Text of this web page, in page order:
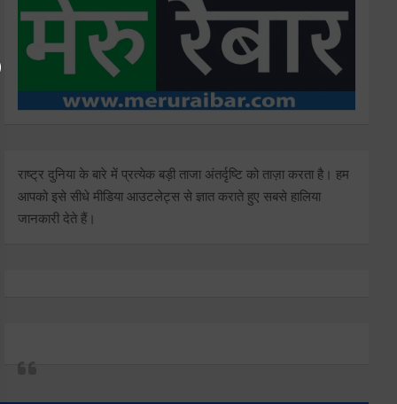
राष्ट्र दुनिया के बारे में प्रत्येक बड़ी ताजा अंतर्दृष्टि को ताज़ा करता है। हम
आपको इसे सीधे मीडिया आउटलेट्स से ज्ञात कराते हुए सबसे हालिया
जानकारी देते हैं।